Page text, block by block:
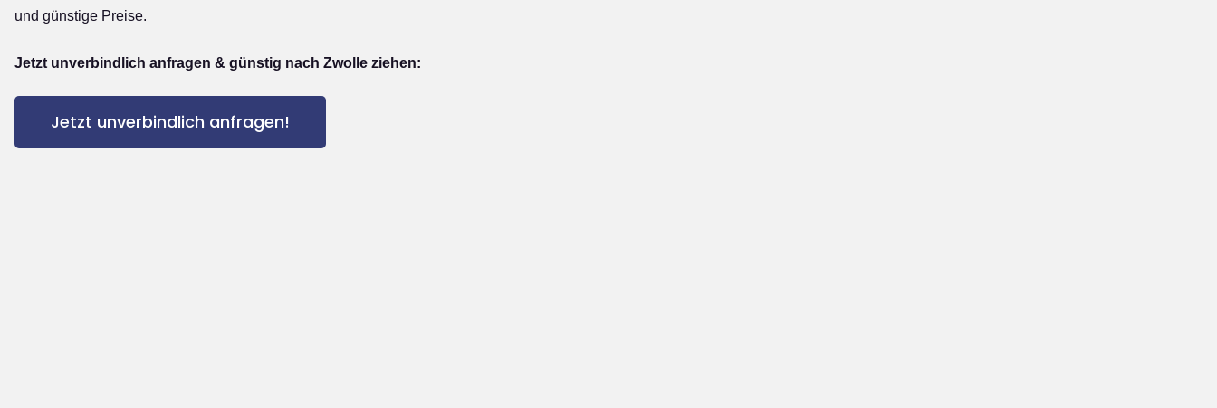
und günstige Preise.
Jetzt unverbindlich anfragen & günstig nach Zwolle ziehen:
Jetzt unverbindlich anfragen!